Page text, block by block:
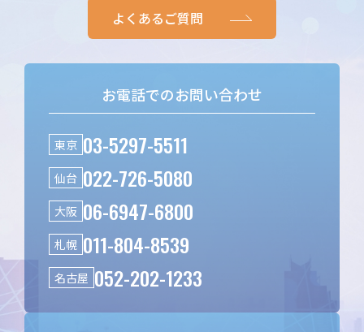
よくあるご質問
お電話でのお問い合わせ
東京 03-5297-5511
仙台 022-726-5080
大阪 06-6947-6800
札幌 011-804-8539
名古屋 052-202-1233